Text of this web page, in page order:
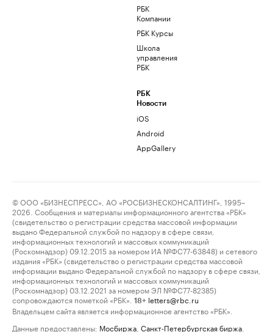
РБК
Компании
РБК Курсы
Школа
управления
РБК
РБК
Новости
iOS
Android
AppGallery
© ООО «БИЗНЕСПРЕСС», АО «РОСБИЗНЕСКОНСАЛТИНГ», 1995–
2026. Сообщения и материалы информационного агентства «РБК»
(свидетельство о регистрации средства массовой информации
выдано Федеральной службой по надзору в сфере связи,
информационных технологий и массовых коммуникаций
(Роскомнадзор) 09.12.2015 за номером ИА №ФС77-63848) и сетевого
издания «РБК» (свидетельство о регистрации средства массовой
информации выдано Федеральной службой по надзору в сфере связи,
информационных технологий и массовых коммуникаций
(Роскомнадзор) 03.12.2021 за номером ЭЛ №ФС77-82385)
сопровождаются пометкой «РБК».
18+ letters@rbc.ru
Владельцем сайта является информационное агентство «РБК».
Данные предоставлены: Мосбиржа Санкт-Петербургская биржа